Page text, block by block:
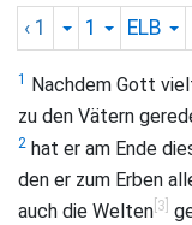
‹ 1 1 ELB
1
Nachdem Gott
zu den Vätern
2 hat er am Ende
den er zum Erben
auch die Welten [3]